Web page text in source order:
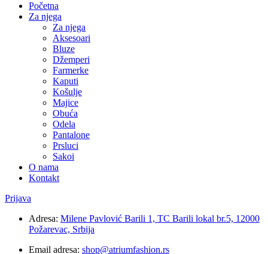
Početna
Za njega
Za njega
Aksesoari
Bluze
Džemperi
Farmerke
Kaputi
Košulje
Majice
Obuća
Odela
Pantalone
Prsluci
Sakoi
O nama
Kontakt
Prijava
Adresa: Milene Pavlović Barili 1, TC Barili lokal br.5, 12000
Požarevac, Srbija
Email adresa: shop@atriumfashion.rs